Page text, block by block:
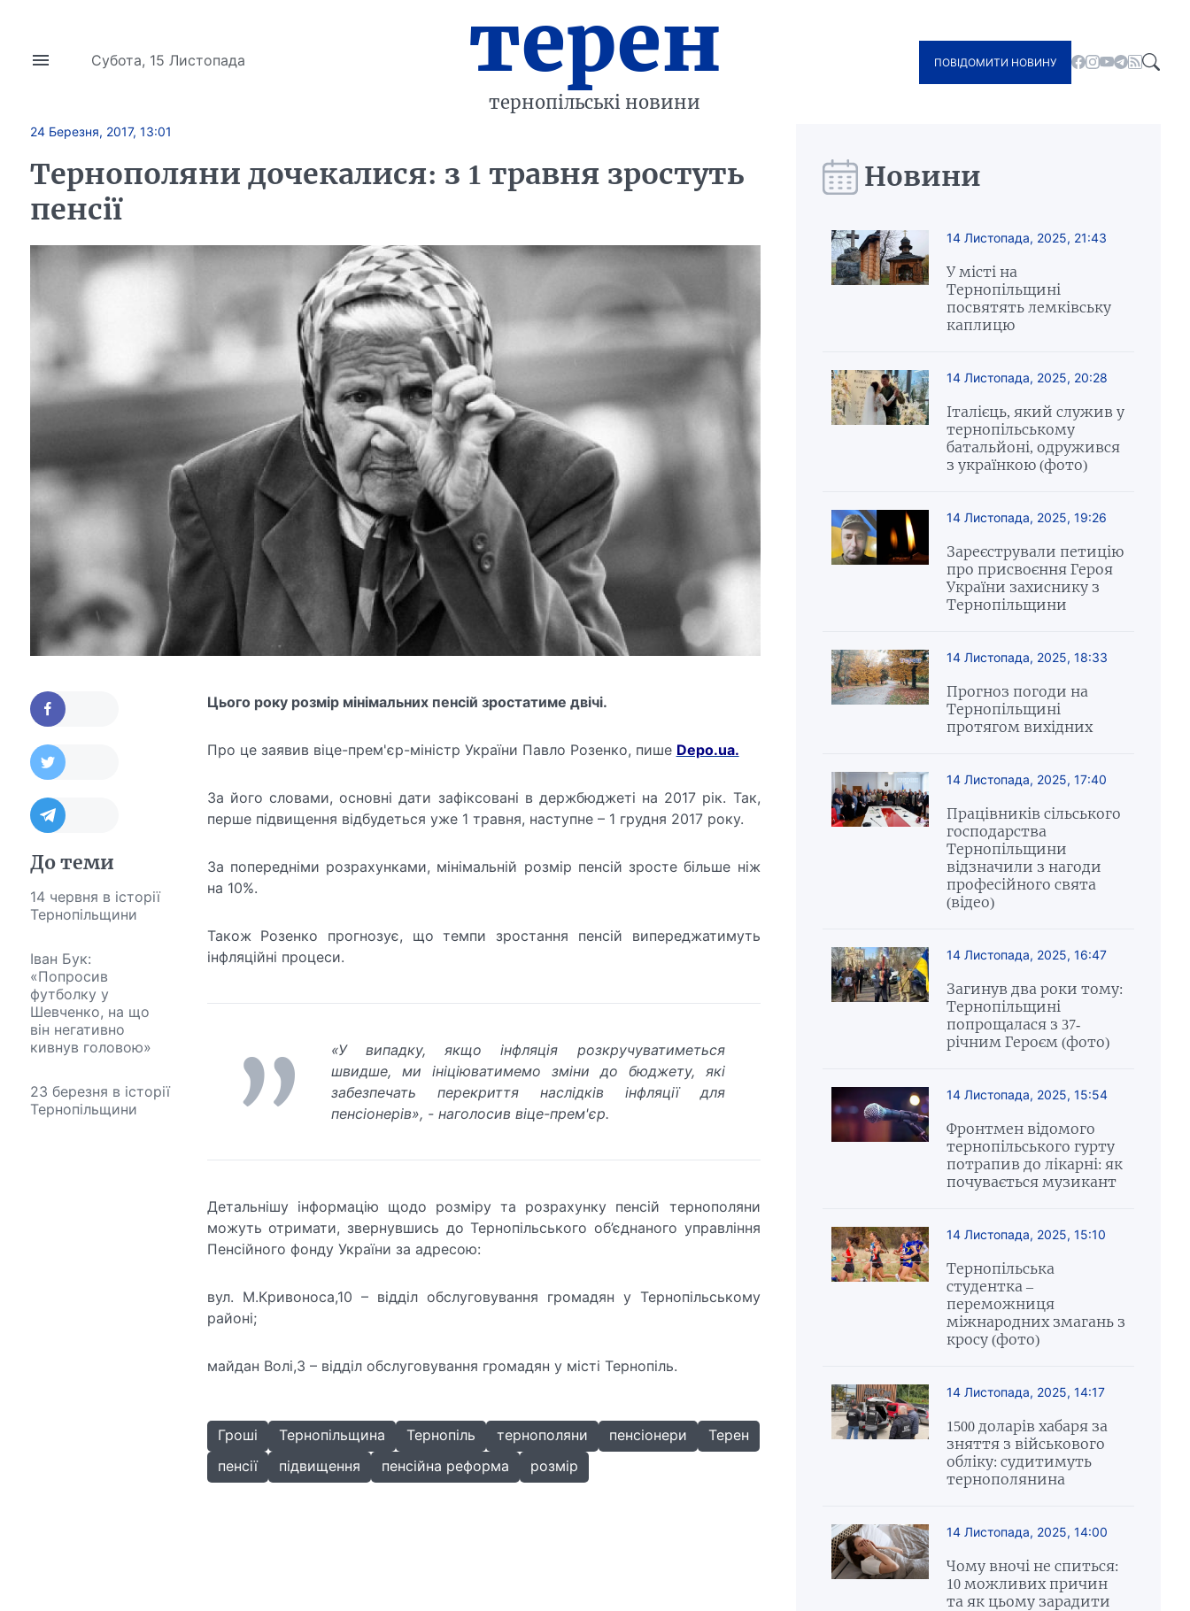
Субота, 15 Листопада терен
тернопільські новини
ПОВІДОМИТИ НОВИНУ
24 Березня, 2017, 13:01
Тернополяни дочекалися: з 1 травня зростуть
пенсії
До теми
14 червня в історії
Тернопільщини
Іван Бук:
«Попросив
футболку у
Шевченко, на що
він негативно
кивнув головою»
23 березня в історії
Тернопільщини
Цього року розмір мінімальних пенсій зростатиме двічі.
Про це заявив віце-прем'єр-міністр України Павло Розенко, пише Depo.ua.
За його словами, основні дати зафіксовані в держбюджеті на 2017 рік. Так,
перше підвищення відбудеться уже 1 травня, наступне – 1 грудня 2017 року.
За попередніми розрахунками, мінімальній розмір пенсій зросте більше ніж
на 10%.
Також Розенко прогнозує, що темпи зростання пенсій випереджатимуть
інфляційні процеси.
«У випадку, якщо інфляція розкручуватиметься
швидше, ми ініціюватимемо зміни до бюджету, які
забезпечать перекриття наслідків інфляції для
пенсіонерів», - наголосив віце-прем'єр.
Детальнішу інформацію щодо розміру та розрахунку пенсій тернополяни
можуть отримати, звернувшись до Тернопільського об’єднаного управління
Пенсійного фонду України за адресою:
вул. М.Кривоноса,10 – відділ обслуговування громадян у Тернопільському
районі;
майдан Волі,3 – відділ обслуговування громадян у місті Тернопіль.
Гроші Тернопільщина Тернопіль тернополяни пенсіонери
Терен
пенсії
підвищення пенсійна реформа розмір
Новини
14 Листопада, 2025, 21:43
У місті на
Тернопільщині
посвятять лемківську
каплицю
14 Листопада, 2025, 20:28
Італієць, який служив у
тернопільському
батальйоні, одружився
з українкою (фото)
14 Листопада, 2025, 19:26
Зареєстрували петицію
про присвоєння Героя
України захиснику з
Тернопільщини
14 Листопада, 2025, 18:33
Прогноз погоди на
Тернопільщині
протягом вихідних
14 Листопада, 2025, 17:40
Працівників сільського
господарства
Тернопільщини
відзначили з нагоди
професійного свята
(відео)
14 Листопада, 2025, 16:47
Загинув два роки тому:
Тернопільщині
попрощалася з 37-
річним Героєм (фото)
14 Листопада, 2025, 15:54
Фронтмен відомого
тернопільського гурту
потрапив до лікарні: як
почувається музикант
14 Листопада, 2025, 15:10
Тернопільська
студентка –
переможниця
міжнародних змагань з
кросу (фото)
14 Листопада, 2025, 14:17
1500 доларів хабаря за
зняття з військового
обліку: судитимуть
тернополянина
14 Листопада, 2025, 14:00
Чому вночі не спиться:
10 можливих причин
та як цьому зарадити